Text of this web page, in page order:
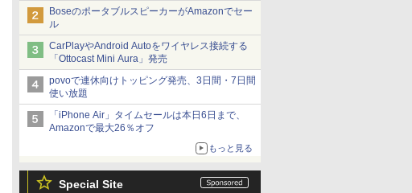
BoseのポータブルスピーカーがAmazonでセー
ル
CarPlayやAndroid Autoをワイヤレス接続する
「Ottocast Mini Aura」発売
povoで連休向けトッピング発売、3日間・7日間
使い放題
「iPhone Air」タイムセールは本日6日まで、
Amazonで最大26％オフ
もっと見る
Special Site